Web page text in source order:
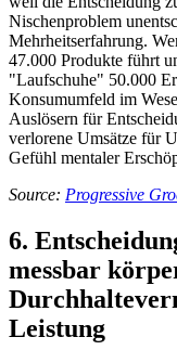
Nischenproblem
Mehrheitserfahrung.
47.000 Produkte führt
"Laufschuhe" 50.000
Konsumumfeld im
Auslösern für
verlorene Umsätze für
Gefühl mentaler
Source: Progressive
6.
messbar
Leistung